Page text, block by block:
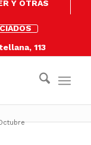
Y OTRAS
113